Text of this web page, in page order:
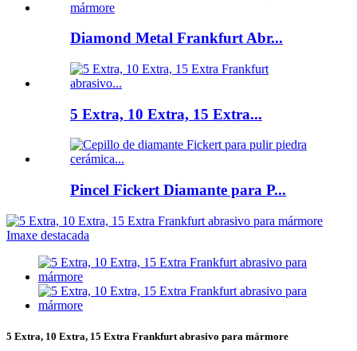
Diamond Metal Frankfurt Abr...
5 Extra, 10 Extra, 15 Extra...
Pincel Fickert Diamante para P...
5 Extra, 10 Extra, 15 Extra Frankfurt abrasivo para mármore